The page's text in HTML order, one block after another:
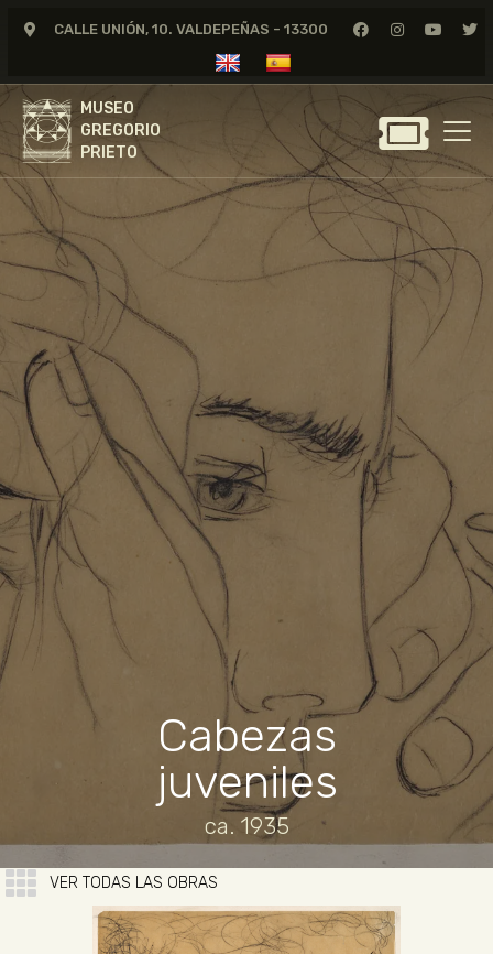
CALLE UNIÓN, 10. VALDEPEÑAS - 13300
MUSEO
GREGORIO
PRIETO
MUSEO
GREGORIO
GREGORIO PRIETO
MUSEO
ARCHIVO
CERTAMEN DE DIBUJO
FUNDACIÓN
TIENDA
NOTICIAS
Cabezas
juveniles
ca. 1935
VER TODAS LAS OBRAS